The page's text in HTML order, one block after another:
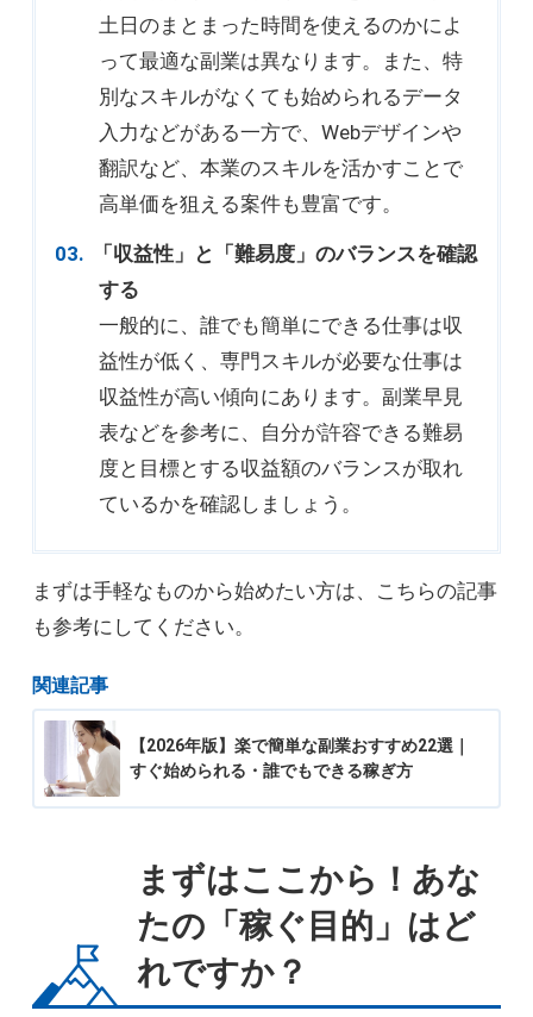
土日のまとまった時間を使えるのかによ
って最適な副業は異なります。また、特
別なスキルがなくても始められるデータ
入力などがある一方で、Webデザインや
翻訳など、本業のスキルを活かすことで
高単価を狙える案件も豊富です。
「収益性」と「難易度」のバランスを確認
する
一般的に、誰でも簡単にできる仕事は収
益性が低く、専門スキルが必要な仕事は
収益性が高い傾向にあります。副業早見
表などを参考に、自分が許容できる難易
度と目標とする収益額のバランスが取れ
ているかを確認しましょう。
まずは手軽なものから始めたい方は、こちらの記事
も参考にしてください。
関連記事
【2026年版】楽で簡単な副業おすすめ22選｜
すぐ始められる・誰でもできる稼ぎ方
まずはここから！あな
たの「稼ぐ目的」はど
れですか？